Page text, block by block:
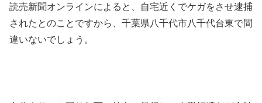
読売新聞オンラインによると、自宅近くでケガをさせ逮捕
されたとのことですから、千葉県八千代市八千代台東で間
違いないでしょう。